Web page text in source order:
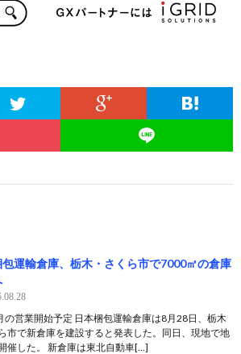
包運輸倉庫、栃木・さくら市で7000㎡の倉庫
の営業開始予定 日本梱包運輸倉庫は8月28日、栃木
市で新倉庫を建設すると発表した。同日、現地で地
催した。 新倉庫は東北自動車[…]